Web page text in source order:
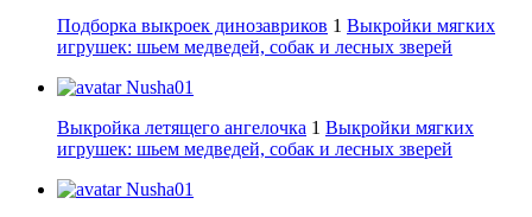
Подборка выкроек динозавриков 1 Выкройки мягких
игрушек: шьем медведей, собак и лесных зверей
Nusha01
Выкройка летящего ангелочка 1 Выкройки мягких
игрушек: шьем медведей, собак и лесных зверей
Nusha01